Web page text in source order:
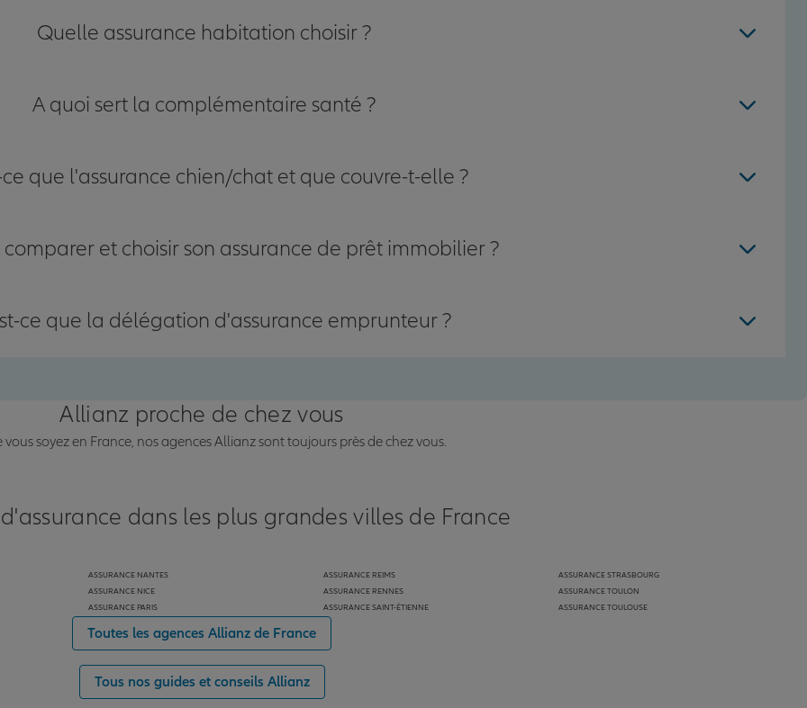
Quelle assurance habitation choisir ?
A quoi sert la complémentaire santé ?
que l'assurance chien/chat et que couvre-t-elle ?
et choisir son assurance de prêt immobilier ?
ce que la délégation d'assurance emprunteur ?
Allianz proche de chez vous
vous soyez en France, nos agences Allianz sont toujours près de chez vous.
dans les plus grandes villes de France
ASSURANCE NANTES
ASSURANCE NICE
ASSURANCE PARIS
ASSURANCE REIMS
ASSURANCE RENNES
ASSURANCE SAINT-ÉTIENNE
ASSURANCE STRASBOURG
ASSURANCE TOULON
ASSURANCE TOULOUSE
Toutes les agences Allianz de France
Tous nos guides et conseils Allianz